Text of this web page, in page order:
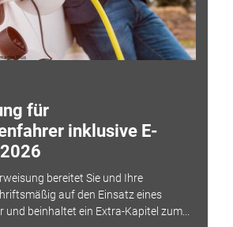
für
inklusive E-
bereitet Sie und Ihre
auf den Einsatz eines
und beinhaltet ein Extra-Kapitel zum...